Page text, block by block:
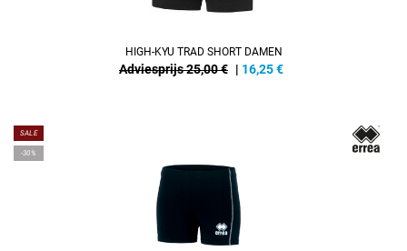
HIGH-KYU TRAD SHORT DAMEN
Adviesprijs 25,00 € | 16,25€
SALE
-30%